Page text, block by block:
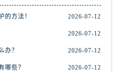
的方法！ 2026-07-12
2026-07-12
办？ 2026-07-12
哪些？ 2026-07-12